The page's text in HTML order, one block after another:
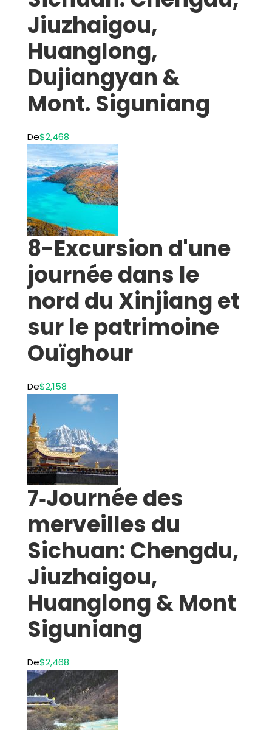
Jiuzhaigou,
Huanglong,
Dujiangyan &
Mont. Siguniang
De$2,468
8-Excursion d'une
journée dans le
nord du Xinjiang et
sur le patrimoine
Ouïghour
De$2,158
7‑Journée des
merveilles du
Sichuan: Chengdu,
Jiuzhaigou,
Huanglong & Mont
Siguniang
De$2,468